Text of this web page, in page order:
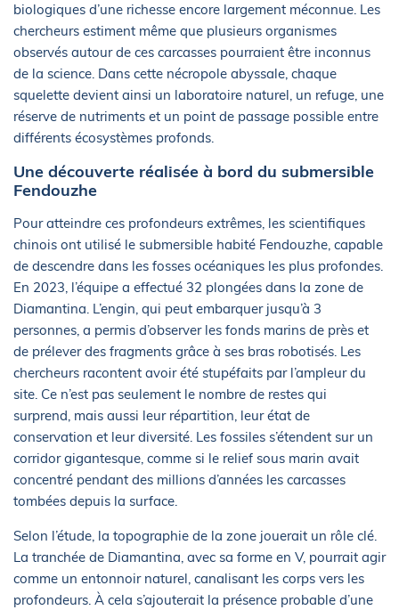
biologiques d’une richesse encore largement méconnue. Les
chercheurs estiment même que plusieurs organismes
observés autour de ces carcasses pourraient être inconnus
de la science. Dans cette nécropole abyssale, chaque
squelette devient ainsi un laboratoire naturel, un refuge, une
réserve de nutriments et un point de passage possible entre
différents écosystèmes profonds.
Une découverte réalisée à bord du submersible
Fendouzhe
Pour atteindre ces profondeurs extrêmes, les scientifiques
chinois ont utilisé le submersible habité Fendouzhe, capable
de descendre dans les fosses océaniques les plus profondes.
En 2023, l’équipe a effectué 32 plongées dans la zone de
Diamantina. L’engin, qui peut embarquer jusqu’à 3
personnes, a permis d’observer les fonds marins de près et
de prélever des fragments grâce à ses bras robotisés. Les
chercheurs racontent avoir été stupéfaits par l’ampleur du
site. Ce n’est pas seulement le nombre de restes qui
surprend, mais aussi leur répartition, leur état de
conservation et leur diversité. Les fossiles s’étendent sur un
corridor gigantesque, comme si le relief sous marin avait
concentré pendant des millions d’années les carcasses
tombées depuis la surface.
Selon l’étude, la topographie de la zone jouerait un rôle clé.
La tranchée de Diamantina, avec sa forme en V, pourrait agir
comme un entonnoir naturel, canalisant les corps vers les
profondeurs. À cela s’ajouterait la présence probable d’une